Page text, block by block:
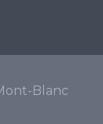
Blanc